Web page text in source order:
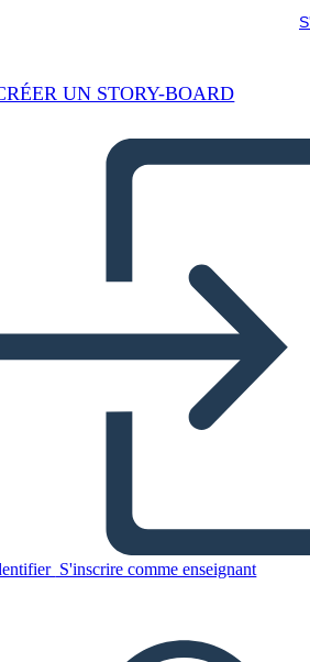
UN STORY-BOARD
S'inscrire comme enseignant
Copiez ce storyboard
LE DIAPORAMA